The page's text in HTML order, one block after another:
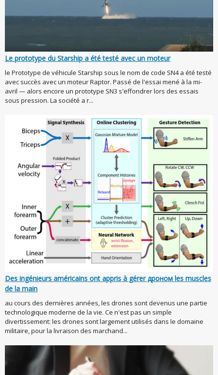
Le prototype du Starship a été testé avec un moteur
le Prototype de véhicule Starship sous le nom de code SN4 a été testé
avec succès avec un moteur Raptor. Passé de l'essai mené à la mi-
avril — alors encore un prototype SN3 s'effondrer lors des essais
sous pression. La société a r...
Des ingénieurs américains ont appris à gérer дроном les muscles
de la main
au cours des dernières années, les drones sont devenus une partie
technologique moderne de la vie. Ce n'est pas un simple
divertissement: les drones sont largement utilisés dans le domaine
militaire, pour la livraison des marchand...